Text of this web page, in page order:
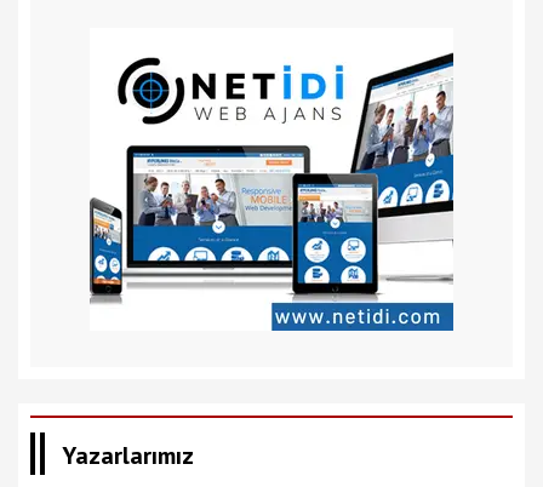
Yazarlarımız